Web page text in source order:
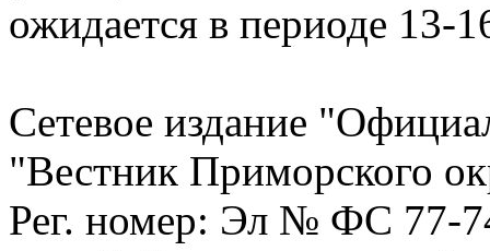
ожидается в периоде 13-
Сетевое издание
"Вестник Приморского
Рег. номер: Эл № ФС 77-